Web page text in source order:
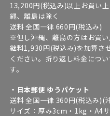
13,200円(税込み)以上お買い
縄、離島は除く
送料 全国一律 660円(税込み)
※但し沖縄、離島の方はお買
継料1,930円(税込み)を加算さ
ください。折り返し料金につ
す。
・日本郵便 ゆうパケット
送料 全国一律 360円(税込み)(
サイズ：厚み3cm・1kg・A4